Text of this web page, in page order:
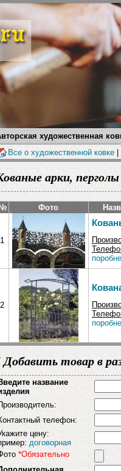
художественная
Все о художественной ковке |
арки, перголы
№ Фото
1
2
товар в
название
телефон:
цену:
договорная
*Обязательно